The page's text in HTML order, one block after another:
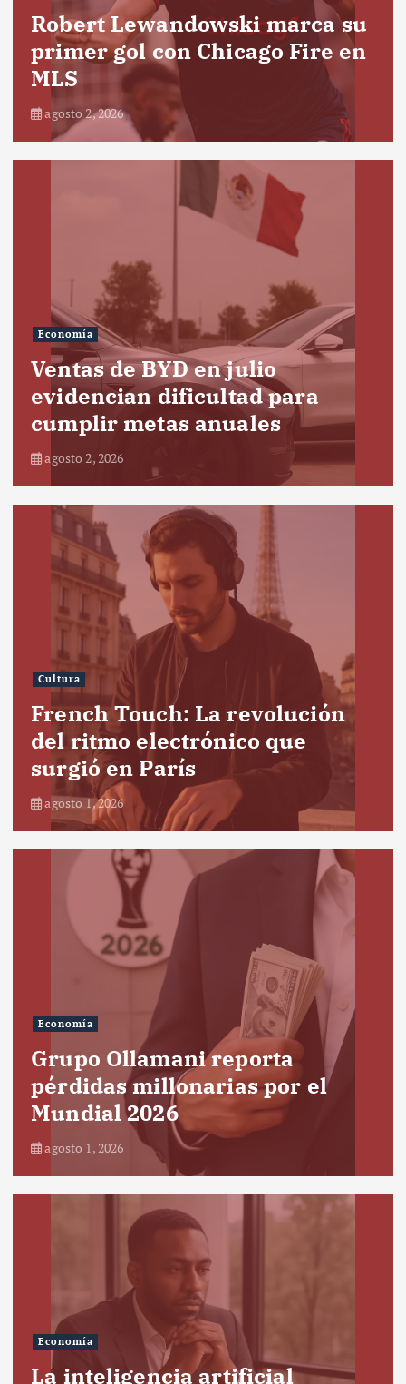
Robert Lewandowski marca su
primer gol con Chicago Fire en
MLS
agosto 2, 2026
Economía
Ventas de BYD en julio
evidencian dificultad para
cumplir metas anuales
agosto 2, 2026
Cultura
French Touch: La revolución
del ritmo electrónico que
surgió en París
agosto 1, 2026
Economía
Grupo Ollamani reporta
pérdidas millonarias por el
Mundial 2026
agosto 1, 2026
Economía
La inteligencia artificial